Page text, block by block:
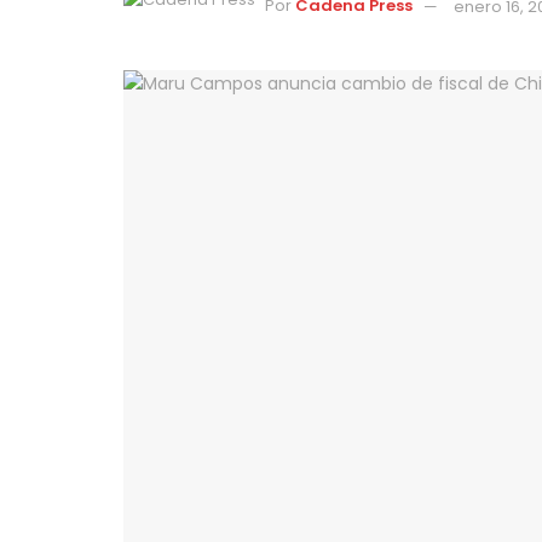
Por Cadena Press enero 16,